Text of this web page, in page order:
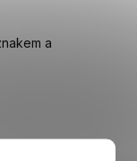
a